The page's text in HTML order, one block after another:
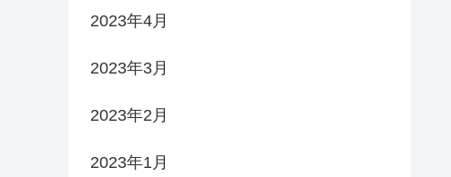
2023年4月
2023年3月
2023年2月
2023年1月